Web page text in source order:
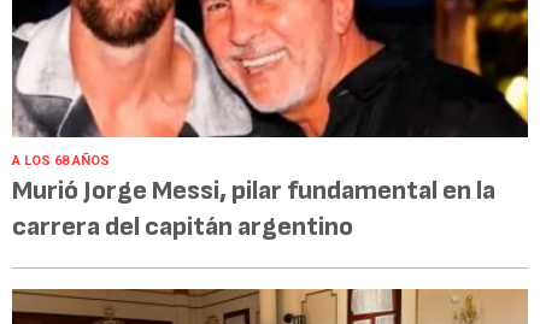
A LOS 68 AÑOS
Murió Jorge Messi, pilar fundamental en la
carrera del capitán argentino